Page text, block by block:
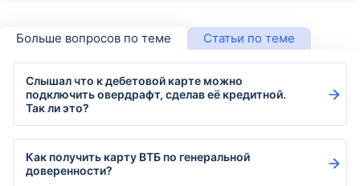
Больше вопросов по теме Статьи по теме
Слышал что к дебетовой карте можно
подключить овердрафт, сделав её кредитной.
Так ли это?
Как получить карту ВТБ по генеральной
доверенности?